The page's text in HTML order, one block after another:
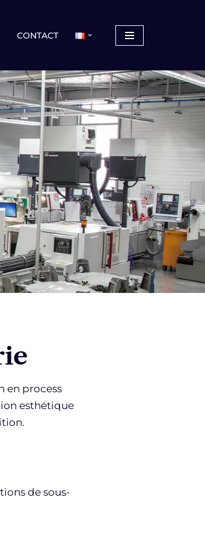
CONTACT
en process
esthétique
de sous-